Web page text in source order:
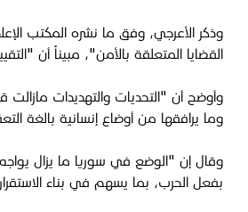
وذكر الأعرجي، وفق ما نشره المكتب
القضايا المتعلقة بالأمن"، مبيناً أن
وأوضح أن "التحديات والتهديدات
وما يرافقها من أوضاع إنسانية بالغة
وقال إن "الوضع في سوريا ما يزال يواجه
بفعل الحرب، بما يسهم في بناء